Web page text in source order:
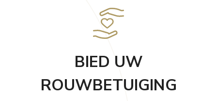
E: uitvaarten@deras.beBIED UW
ROUWBETUIGING